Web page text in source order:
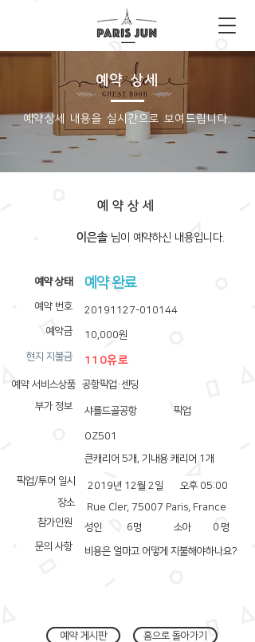
예약 상세
​예약상세 내용을 실시간으로 보여드립니다.
예약상세
이은솔 ​님이 예약하신 내용입니다.
​예약 상태
예약 번호
예약금
​현지 지불금
부가 정보
픽업/투어 일시
장소
참가인원
문의 사항
예약 서비스상품
예약 완료
20191127-010144
10,000원
110유로
공항픽업·센딩
샤를드골공항 픽업
OZ501
큰캐리어 5개, 기내용 캐리어 1개
2019년 12월 2일
오후 05:00
Rue Cler, 75007 Paris, France
성인
6명 소아 0 명
비용은 얼마고 어떻게 지불해야하나요?
예약 게시판 홈으로 돌아가기